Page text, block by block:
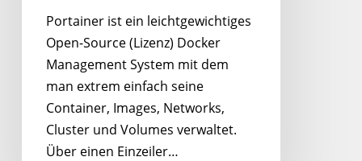
Portainer ist ein leichtgewichtiges
Open-Source (Lizenz) Docker
Management System mit dem
man extrem einfach seine
Container, Images, Networks,
Cluster und Volumes verwaltet.
Über einen Einzeiler…